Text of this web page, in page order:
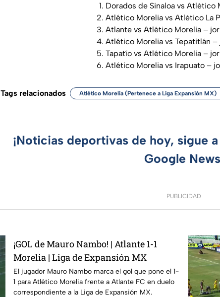
Dorados de Sinaloa vs Atlético
Atlético Morelia vs Atlético La
Atlante vs Atlético Morelia –
Atlético Morelia vs Tepatitlán –
Tapatío vs Atlético Morelia –
Atlético Morelia vs Irapuato –
Tags relacionados Atlético Morelia (Pertenece a Liga Expansión MX)
¡Noticias deportivas de hoy, sigue
Google
PUBLICIDAD
¡GOL de Mauro Nambo! | Atlante 1-1
Morelia | Liga de Expansión MX
El jugador Mauro Nambo marca el gol que pone el 1-
1 para Atlético Morelia frente a Atlante FC en duelo
correspondiente a la Liga de Expansión MX.